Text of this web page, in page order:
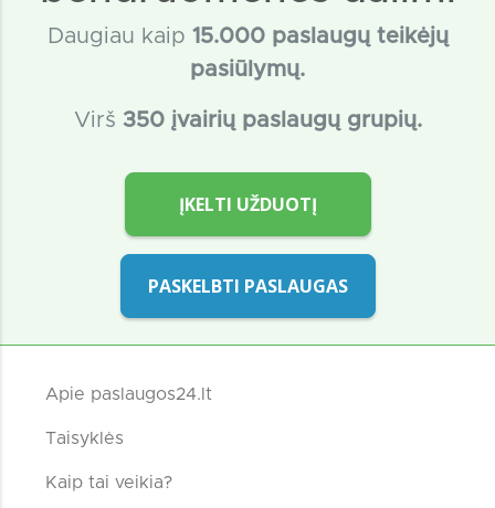
Daugiau kaip 15.000 paslaugų teikėjų
pasiūlymų.
Virš 350 įvairių paslaugų grupių.
ĮKELTI UŽDUOTĮ
PASKELBTI PASLAUGAS
Apie paslaugos24.lt
Taisyklės
Kaip tai veikia?